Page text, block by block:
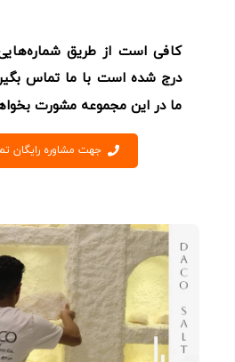
کافی است از طریق
درج شده است با ما تماس
ما در این مجموعه مشورت
جهت مشاوره رایگان